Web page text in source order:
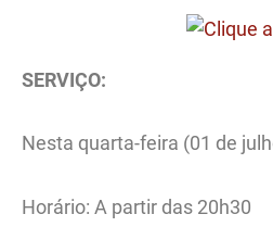
SERVIÇO:
Nesta quarta-feira (01 de
Horário: A partir das 20h30